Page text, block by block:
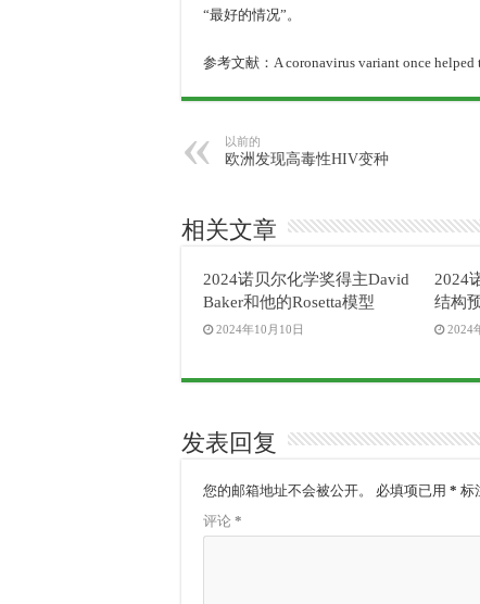
“最好的情况”。
参考文献：A coronavirus variant once
以前的
欧洲发现高毒性HIV变种
相关文章
2024诺贝尔化学奖得主David
Baker和他的Rosetta模型
2024年10月10日
2024
结构
2024
发表回复
您的邮箱地址不会被公开。 必填项已用 * 标
评论 *